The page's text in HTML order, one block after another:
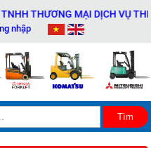
THƯƠNG MẠI DỊCH VỤ
nhập